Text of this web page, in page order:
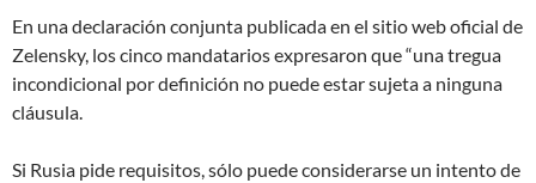
En una declaración conjunta publicada en el sitio web oficial de
Zelensky, los cinco mandatarios expresaron que “una tregua
incondicional por definición no puede estar sujeta a ninguna
cláusula.
Si Rusia pide requisitos, sólo puede considerarse un intento de